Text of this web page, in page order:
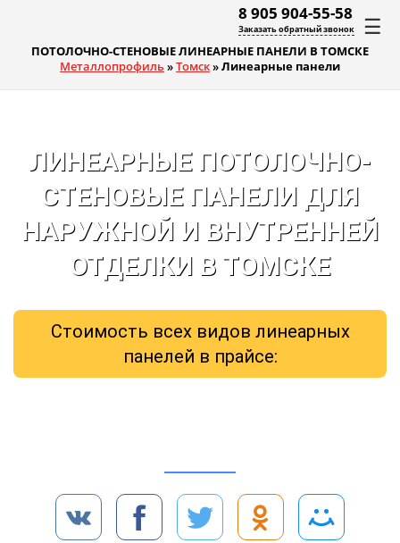
ПОТОЛОЧНО-СТЕНОВЫЕ ЛИНЕАРНЫЕ ПАНЕЛИ В ТОМСКЕ
Металлопрофиль»Томск»Линеарные панели
8 905 904-55-58
Заказать обратный звонок ☰
ЛИНЕАРНЫЕ ПОТОЛОЧНО-
СТЕНОВЫЕ ПАНЕЛИ ДЛЯ
НАРУЖНОЙ И ВНУТРЕННЕЙ
ОТДЕЛКИ В ТОМСКЕ
Стоимость всех видов линеарных
панелей в прайсе: